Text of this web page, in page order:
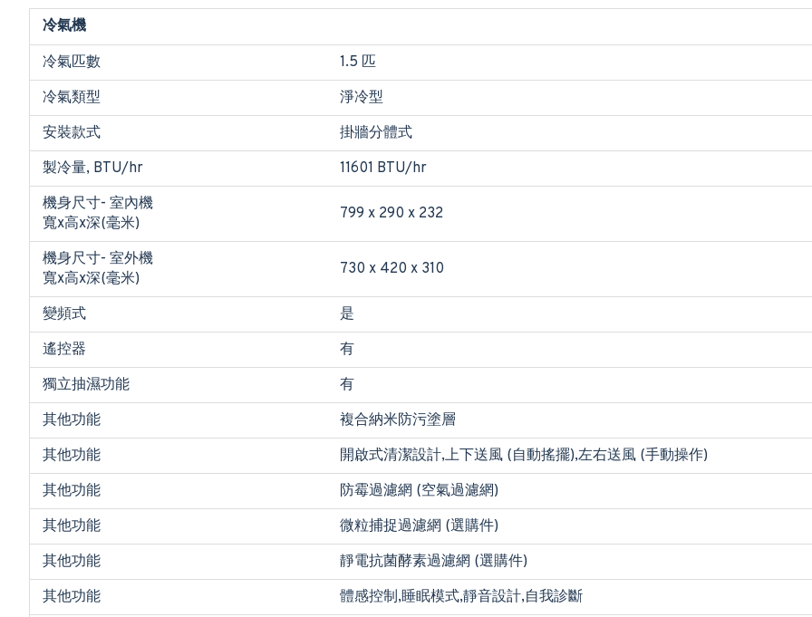
冷氣機
冷氣匹數
1.5 匹
冷氣類型
淨冷型
安裝款式
掛牆分體式
製冷量, BTU/hr
11601 BTU/hr
機身尺寸- 室內機
寬x高x深(毫米)
799 x 290 x 232
機身尺寸- 室外機
寬x高x深(毫米)
730 x 420 x 310
變頻式
是
遙控器
有
獨立抽濕功能
有
其他功能
複合納米防污塗層
其他功能
開啟式清潔設計,上下送風 (自動搖擺),左右送風 (手動操作)
其他功能
防霉過濾網 (空氣過濾網)
其他功能
微粒捕捉過濾網 (選購件)
其他功能
靜電抗菌酵素過濾網 (選購件)
其他功能
體感控制,睡眠模式,靜音設計,自我診斷